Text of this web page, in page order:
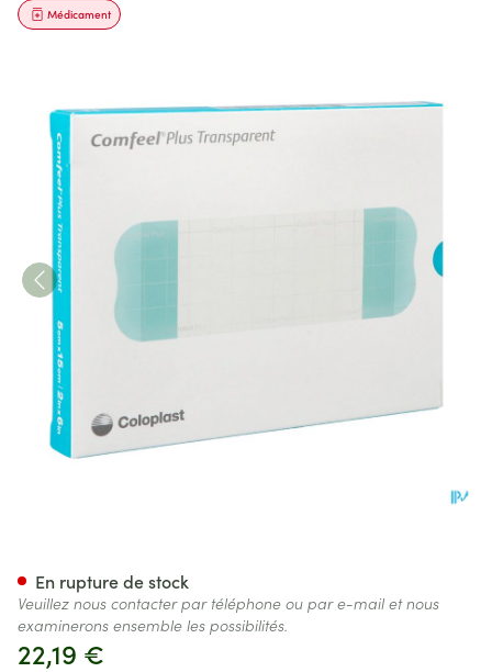
Médicament
22,19 €
En rupture de stock
Veuillez nous contacter par téléphone ou par e-mail et nous
examinerons ensemble les possibilités.